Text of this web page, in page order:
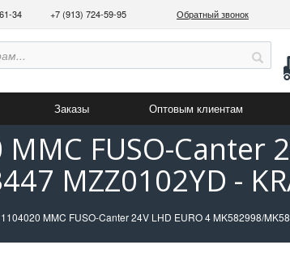
34 +7 (913) 724-59-95 Обратный звонок
Заказы Оптовым клиентам
FUSO-Canter
MZZ0102YD -
MMC FUSO-Canter 24V LHD EURO 4 MK582998/